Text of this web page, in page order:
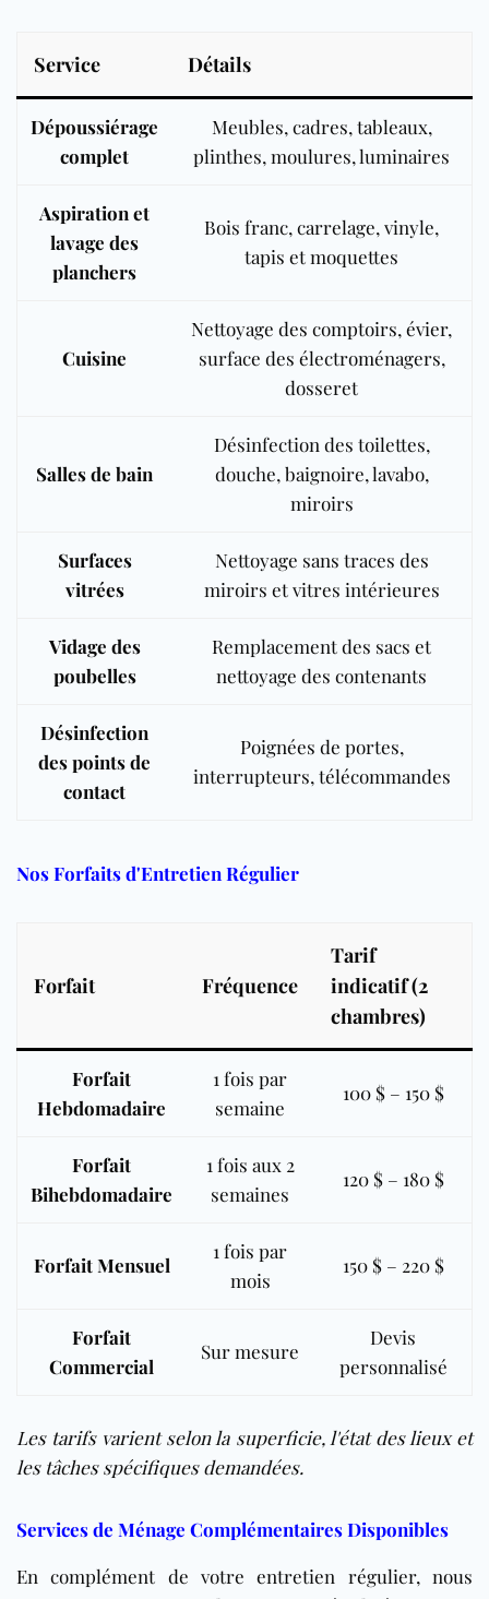
Service Détails
Dépoussiérage
complet
Meubles, cadres, tableaux,
plinthes, moulures, luminaires
Aspiration et
lavage des
planchers
Bois franc, carrelage, vinyle,
tapis et moquettes
Cuisine
Nettoyage des comptoirs, évier,
surface des électroménagers,
dosseret
Salles de bain
Désinfection des toilettes,
douche, baignoire, lavabo,
miroirs
Surfaces
vitrées
Nettoyage sans traces des
miroirs et vitres intérieures
Vidage des
poubelles
Remplacement des sacs et
nettoyage des contenants
Désinfection
des points de
contact
Poignées de portes,
interrupteurs, télécommandes
Nos Forfaits d'Entretien Régulier
Forfait Fréquence
Tarif
indicatif (2
chambres)
Forfait
Hebdomadaire
1 fois par
semaine
100 $ – 150 $
Forfait
Bihebdomadaire
1 fois aux 2
semaines
120 $ – 180 $
Forfait Mensuel
1 fois par
mois
150 $ – 220 $
Forfait
Commercial
Sur mesure
Devis
personnalisé
Les tarifs varient selon la superficie, l'état des lieux et
les tâches spécifiques demandées.
Services de Ménage Complémentaires Disponibles
En complément de votre entretien régulier, nous